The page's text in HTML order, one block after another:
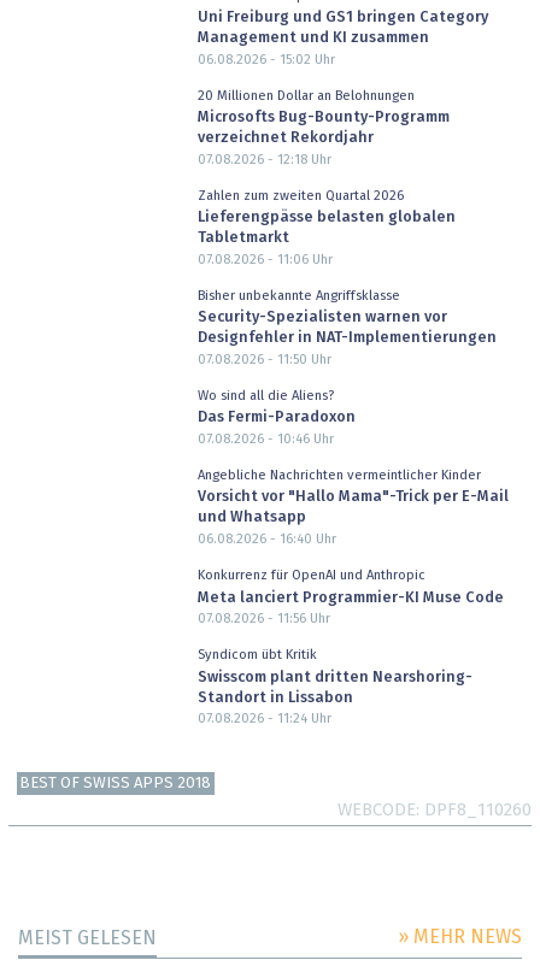
Uni Freiburg und GS1 bringen Category
Management und KI zusammen
06.08.2026 - 15:02 Uhr
20 Millionen Dollar an Belohnungen
Microsofts Bug-Bounty-Programm
verzeichnet Rekordjahr
07.08.2026 - 12:18Uhr
Zahlen zum zweiten Quartal 2026
Lieferengpässe belasten globalen
Tabletmarkt
07.08.2026 - 11:06Uhr
Bisher unbekannte Angriffsklasse
Security-Spezialisten warnen vor
Designfehler in NAT-Implementierungen
07.08.2026 - 11:50 Uhr
Wo sind all die Aliens?
Das Fermi-Paradoxon
07.08.2026 - 10:46Uhr
Angebliche Nachrichten vermeintlicher Kinder
Vorsicht vor "Hallo Mama"-Trick per E-Mail
und Whatsapp
06.08.2026 - 16:40 Uhr
Konkurrenz für OpenAI und Anthropic
Meta lanciert Programmier-KI Muse Code
07.08.2026 - 11:56Uhr
Syndicom übt Kritik
Swisscom plant dritten Nearshoring-
Standort in Lissabon
07.08.2026 - 11:24Uhr
BEST OF SWISS APPS 2018
WEBCODE DPF8_110260
MEIST GELESEN » MEHR NEWS